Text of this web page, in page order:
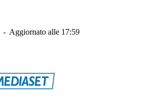
- Aggiornato alle 17:59